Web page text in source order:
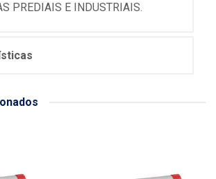
PREDIAIS E INDUSTRIAIS.